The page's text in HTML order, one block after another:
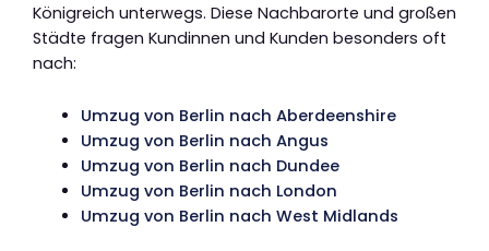
Königreich unterwegs. Diese Nachbarorte und großen
Städte fragen Kundinnen und Kunden besonders oft
nach:
Umzug von Berlin nach Aberdeenshire
Umzug von Berlin nach Angus
Umzug von Berlin nach Dundee
Umzug von Berlin nach London
Umzug von Berlin nach West Midlands